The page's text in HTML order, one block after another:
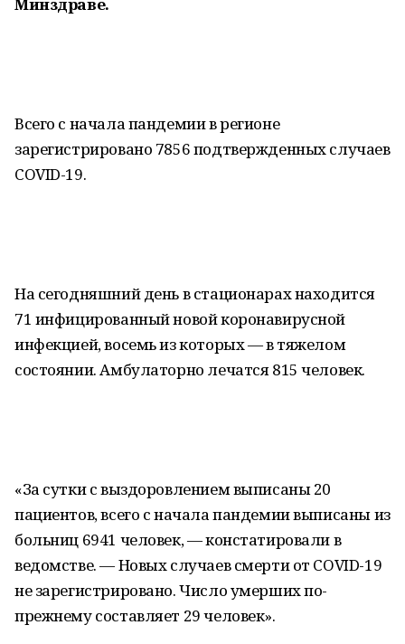
Всего с начала пандемии в регионе
зарегистрировано 7856 подтвержденных случаев
COVID-19.
На сегодняшний день в стационарах находится
71 инфицированный новой коронавирусной
инфекцией, восемь из которых — в тяжелом
состоянии. Амбулаторно лечатся 815 человек.
«За сутки с выздоровлением выписаны 20
пациентов, всего с начала пандемии выписаны из
больниц 6941 человек, — констатировали в
ведомстве. — Новых случаев смерти от COVID-19
не зарегистрировано. Число умерших по-
прежнему составляет 29 человек».